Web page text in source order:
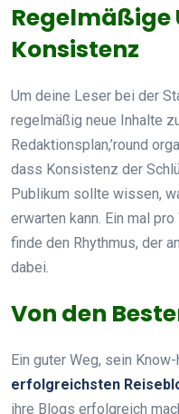
Regelmäßige
Konsistenz
Um deine Leser bei der
regelmäßig neue Inhalte
Redaktionsplan,’round
dass Konsistenz der
Publikum sollte wissen,
erwarten kann. Ein mal
finde den Rhythmus, der
dabei.
Von den
Ein guter Weg, sein
erfolgreichsten
ihre Blogs erfolgreich